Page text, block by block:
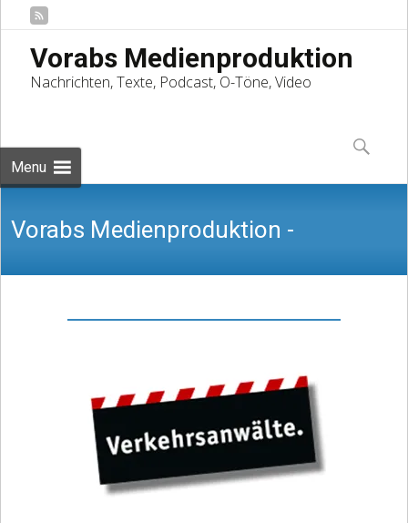
Vorabs Medienproduktion
Nachrichten, Texte, Podcast, O-Töne, Video
Menu
to
content
Suchen
nach:
Vorabs Medienproduktion -
Nachrichten, Texte, Podcast, O-Töne,